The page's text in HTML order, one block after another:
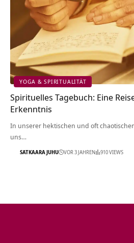
YOGA & SPIRITUALITÄT
Spirituelles Tagebuch: Eine
Erkenntnis
In unserer hektischen und oft
uns…
SATKAARA JUHU VOR 3 JAHREN 910 VIEWS